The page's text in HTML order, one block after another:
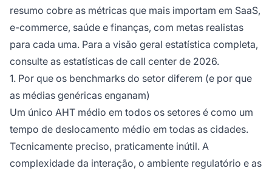
resumo cobre as métricas que mais importam em SaaS,
e-commerce, saúde e finanças, com metas realistas
para cada uma. Para a visão geral estatística completa,
consulte as estatísticas de call center de 2026.
1. Por que os benchmarks do setor diferem (e por que
as médias genéricas enganam)
Um único AHT médio em todos os setores é como um
tempo de deslocamento médio em todas as cidades.
Tecnicamente preciso, praticamente inútil. A
complexidade da interação, o ambiente regulatório e as